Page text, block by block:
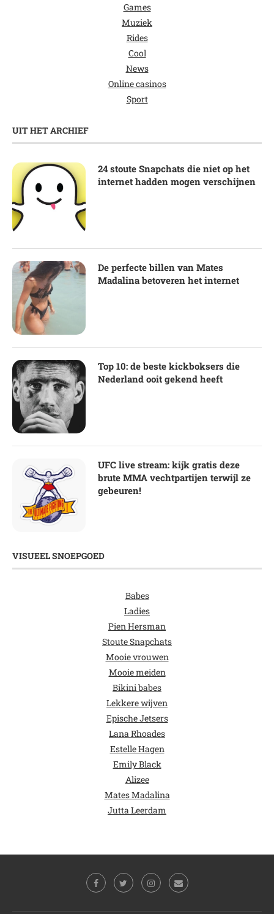
Games
Muziek
Rides
Cool
News
Online casinos
Sport
UIT HET ARCHIEF
24 stoute Snapchats die niet op het
internet hadden mogen verschijnen
De perfecte billen van Mates
Madalina betoveren het internet
Top 10: de beste kickboksers die
Nederland ooit gekend heeft
UFC live stream: kijk gratis deze
brute MMA vechtpartijen terwijl ze
gebeuren!
VISUEEL SNOEPGOED
Babes
Ladies
Pien Hersman
Stoute Snapchats
Mooie vrouwen
Mooie meiden
Bikini babes
Lekkere wijven
Epische Jetsers
Lana Rhoades
Estelle Hagen
Emily Black
Alizee
Mates Madalina
Jutta Leerdam